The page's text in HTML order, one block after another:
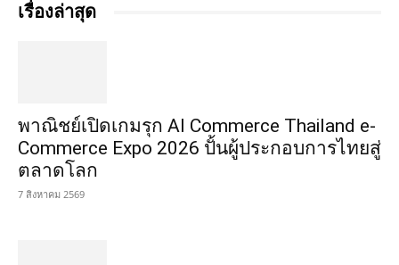
เรื่องล่าสุด
พาณิชย์เปิดเกมรุก AI Commerce Thailand e-
Commerce Expo 2026 ปั้นผู้ประกอบการไทยสู่
ตลาดโลก
7 สิงหาคม 2569